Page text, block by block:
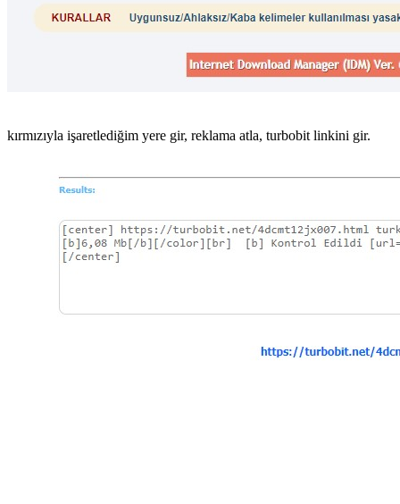
kırmızıyla işaretlediğim yere gir, reklama atla, turbobit linkini gir.